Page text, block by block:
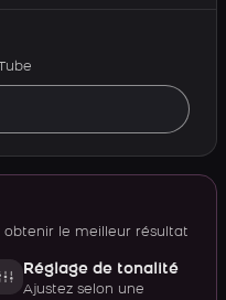
obtenir le meilleur résultat
Réglage de tonalité
Ajustez selon une